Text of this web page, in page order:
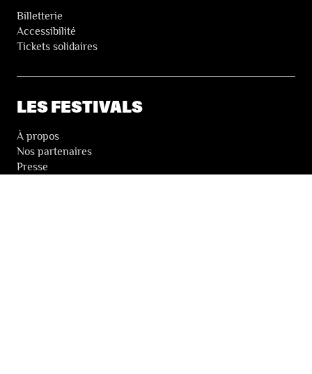
Billetterie
Accessibilité
Tickets solidaires
LES FESTIVALS
À propos
Nos partenaires
Presse